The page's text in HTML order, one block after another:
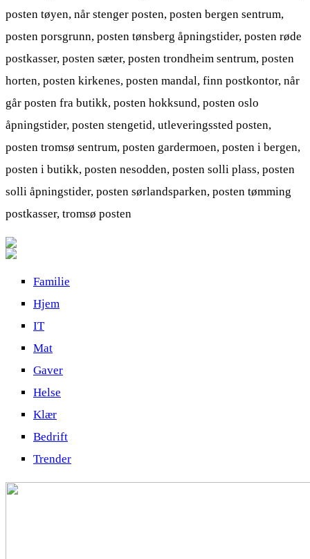
posten tøyen, når stenger posten, posten bergen sentrum,
posten porsgrunn, posten tønsberg åpningstider, posten røde
postkasser, posten sæter, posten trondheim sentrum, posten
horten, posten kirkenes, posten mandal, finn postkontor, når
går posten fra butikk, posten hokksund, posten oslo
åpningstider, posten stengetid, utleveringssted posten,
posten tromsø sentrum, posten gardermoen, posten i bergen,
posten i butikk, posten nesodden, posten solli plass, posten
solli åpningstider, posten sørlandsparken, posten tømming
postkasser, tromsø posten
Familie
Hjem
IT
Mat
Gaver
Helse
Klær
Bedrift
Trender